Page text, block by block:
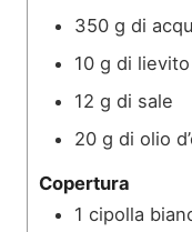
350 g di
10 g di
12 g di sale
20 g di olio
Copertura
1 cipolla